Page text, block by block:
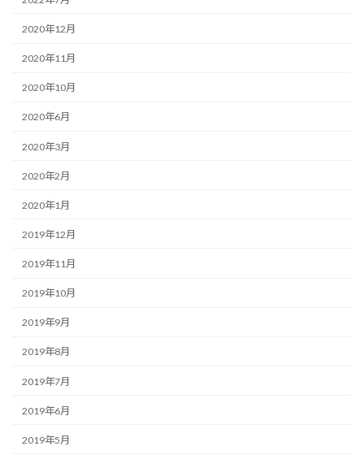
2020年12月
2020年11月
2020年10月
2020年6月
2020年3月
2020年2月
2020年1月
2019年12月
2019年11月
2019年10月
2019年9月
2019年8月
2019年7月
2019年6月
2019年5月